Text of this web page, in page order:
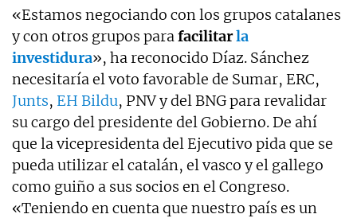
«Estamos negociando con los grupos catalanes
y con otros grupos parafacilitarla
investidura», ha reconocido Díaz. Sánchez
necesitaría el voto favorable de Sumar, ERC,
Junts, EH Bildu, PNV y del BNG para revalidar
su cargo del presidente del Gobierno. De ahí
que la vicepresidenta del Ejecutivo pida que se
pueda utilizar el catalán, el vasco y el gallego
como guiño a sus socios en el Congreso.
«Teniendo en cuenta que nuestro país es un